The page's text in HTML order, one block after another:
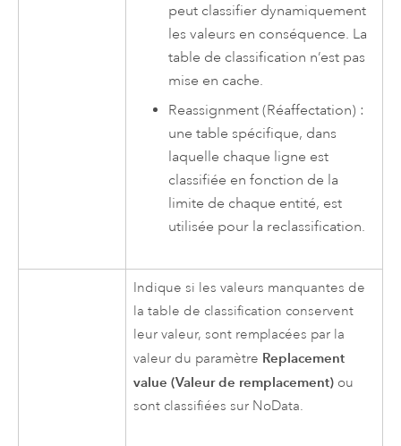
peut classifier dynamiquement
les valeurs en conséquence. La
table de classification n’est pas
mise en cache.
Reassignment (Réaffectation) :
une table spécifique, dans
laquelle chaque ligne est
classifiée en fonction de la
limite de chaque entité, est
utilisée pour la reclassification.
Indique si les valeurs manquantes de
la table de classification conservent
leur valeur, sont remplacées par la
valeur du paramètre Replacement
value (Valeur de remplacement) ou
sont classifiées sur NoData.